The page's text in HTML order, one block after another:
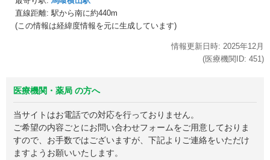
直線距離: 駅から南に約440m
(この情報は経緯度情報を元に生成しています)
情報更新日時: 2025年12月
(医療機関ID: 451)
医療機関・薬局 の方へ
当サイトはお電話での対応を行っておりません。
ご希望の内容ごとにお問い合わせフォームをご用意しておりま
すので、お手数ではございますが、下記よりご連絡をいただけ
ますようお願いいたします。